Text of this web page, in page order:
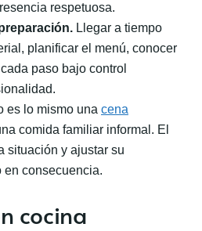
respetuosa.
Llegar a tiempo
planificar el menú, conocer
paso bajo control
es lo mismo una cena
comida familiar informal. El
situación y ajustar su
en consecuencia.
cocina